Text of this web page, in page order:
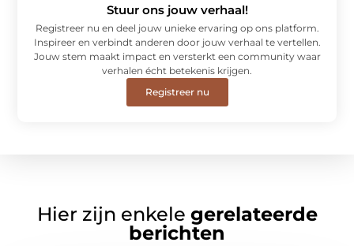
Stuur ons jouw verhaal!
Registreer nu en deel jouw unieke ervaring op ons platform.
Inspireer en verbindt anderen door jouw verhaal te vertellen.
Jouw stem maakt impact en versterkt een community waar
verhalen écht betekenis krijgen.
Registreer nu
Hier zijn enkele gerelateerde
berichten